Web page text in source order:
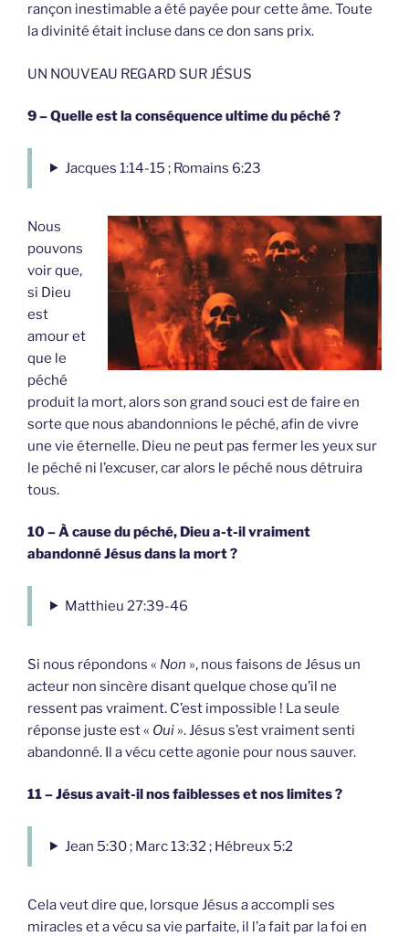
rançon inestimable a été payée pour cette âme. Toute
la divinité était incluse dans ce don sans prix.
UN NOUVEAU REGARD SUR JÉSUS
9 – Quelle est la conséquence ultime du péché ?
Jacques 1:14-15 ; Romains 6:23
Nous
pouvons
voir que,
si Dieu
est
amour et
que le
péché
produit la mort, alors son grand souci est de faire en
sorte que nous abandonnions le péché, afin de vivre
une vie éternelle. Dieu ne peut pas fermer les yeux sur
le péché ni l’excuser, car alors le péché nous détruira
tous.
10 – À cause du péché, Dieu a-t-il vraiment
abandonné Jésus dans la mort ?
Matthieu 27:39-46
Si nous répondons « Non », nous faisons de Jésus un
acteur non sincère disant quelque chose qu’il ne
ressent pas vraiment. C’est impossible ! La seule
réponse juste est « Oui ». Jésus s’est vraiment senti
abandonné. Il a vécu cette agonie pour nous sauver.
11 – Jésus avait-il nos faiblesses et nos limites ?
Jean 5:30 ; Marc 13:32 ; Hébreux 5:2
Cela veut dire que, lorsque Jésus a accompli ses
miracles et a vécu sa vie parfaite, il l’a fait par la foi en